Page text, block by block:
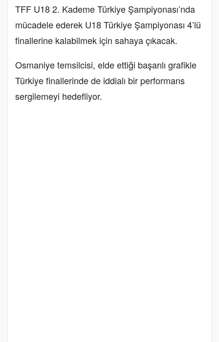
TFF U18 2. Kademe Türkiye Şampiyonası’nda
mücadele ederek U18 Türkiye Şampiyonası 4’lü
finallerine kalabilmek için sahaya çıkacak.
Osmaniye temsilcisi, elde ettiği başarılı grafikle
Türkiye finallerinde de iddialı bir performans
sergilemeyi hedefliyor.